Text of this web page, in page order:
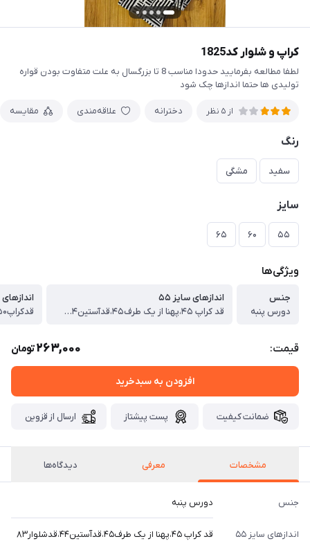
کراپ و شلوار کد1825
لطفا مطالعه بفرمایید حدودا مناسب 8 تا بزرگسال به علت متفاوت بودن قواره
تولیدی ها حتما اندازها چک شود
از 5 نظر دخترانه علاقه‌مندی مقایسه
رنگ
سفید مشگی
سایز
۵۵ ۶۰ ۶۵
ویژگی‌ها
جنس
دورس پنبه
اندازهای سایز ۵۵
قد کراپ ۴۵،پهنا از یک طرف۴۵،قدآستین۴۴،قدشلوار۸۳
اندازهای
قیمت: 263,000تومان
افزودن به سبدخرید
ضمانت کیفیت پست پیشتاز ارسال از قزوین
مشخصات معرفی دیدگاه‌ها
جنس دورس پنبه
اندازهای سایز ۵۵ قد کراپ ۴۵،پهنا از یک طرف۴۵،قدآستین۴۴،قدشلوار۸۳